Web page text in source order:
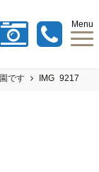
Menu
です IMG_9217